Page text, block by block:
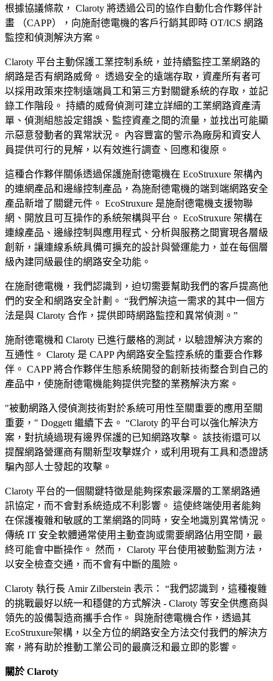
根據協議條款， Claroty 將透過公司的協作自動化合作夥伴計
畫 （CAPP），向施耐德電機的客戶行銷其即時 OT/ICS 網路
監控和偵測解決方案。
Claroty 平台主動保護工業控制系統，並持續監控工業網路的
網路是否有網路威脅。 透過安全的遠端存取，資產所有者可
以採用政策來控制遠端員工和第三方對關鍵系統的存取，並記
錄工作階段。 持續的威脅偵測可建立詳細的工業網路資產清
單、偵測組態設定錯誤、監控資產之間的流量，並找出可能顯
示惡意發動者的異常狀況。 內容豐富的警示為廠房和資安人
員提供可行的見解，以有效進行調查、回應和復原。
這種合作夥伴關係透過保護施耐德電機在 EcoStruxure 架構內
的連網產品和邊緣控制產品，為施耐德電機的端到端網路安全
產品新增了關鍵元件。 EcoStruxure 是施耐德電機支援物聯
網、開放且可互操作的系統架構與平台。 EcoStruxure 架構在
連線產品、邊緣控制與應用程式、分析與服務之間實現各層級
創新，讓連線系統具備可擴充的設計與營運能力，並在每個層
級內建同級最佳的網路安全功能。
在施耐德電機，我們認識到，迫切需要幫助我們的客戶提高他
們的安全和網路安全計劃。 “我們解決這一需求的其中一個方
法是與 Claroty 合作，提供即時網路監控和異常偵測。”
施耐德電機和 Claroty 已進行嚴格的測試，以驗證解決方案的
互通性。 Claroty 是 CAPP 內網路安全監控系統的重要合作夥
伴。 CAPP 將合作夥伴生態系統開發的創新技術整合到自己的
產品中，使施耐德電機能夠提供完整的業務解決方案。
"被動網路入侵偵測技術對於系統可用性至關重要的應用至關
重要，" Doggett 繼續下去。 “Claroty 的平台可以強化解決方
案，對抗繞過現有邊界保護的已知網路攻擊。 該技術還可以
提醒網路營運商有關新型攻擊媒介，或利用現有工具和憑證誘
騙內部人士發起的攻擊。
Claroty 平台的一個關鍵特徵是能夠探索最深層的工業網路通
訊協定，而不會對系統造成不利影響。 這使終端使用者能夠
在保護複雜和敏感的工業網路的同時，安全地識別異常情況。
傳統 IT 安全軟體通常使用主動查詢或需要網路佔用空間，最
終可能會中斷操作。 然而， Claroty 平台使用被動監測方法，
以安全檢查交通，而不會有中斷的風險。
Claroty 執行長 Amir Zilberstein 表示： “我們認識到，這種複雜
的挑戰最好以統一和穩健的方式解決 - Claroty 等安全供應商與
領先的設備製造商攜手合作。 與施耐德電機合作，透過其
EcoStruxure架構，以全方位的網路安全方法交付我們的解決方
案，將有助於推動工業公司的最廣泛和最立即的影響。
關於 Claroty